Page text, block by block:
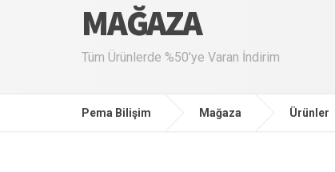
MAĞAZA
Tüm Ürünlerde %50'ye Varan İndirim
Pema Bilişim Mağaza Ürünler